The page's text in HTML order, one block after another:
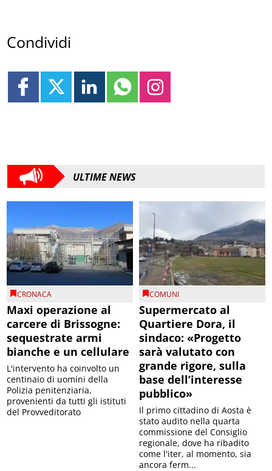
Condividi
ULTIME NEWS
CRONACA
Maxi operazione al
carcere di Brissogne:
sequestrate armi
bianche e un cellulare
L'intervento ha coinvolto un
centinaio di uomini della
Polizia penitenziaria,
provenienti da tutti gli istituti
del Provveditorato
COMUNI
Supermercato al
Quartiere Dora, il
sindaco: «Progetto
sarà valutato con
grande rigore, sulla
base dell’interesse
pubblico»
Il primo cittadino di Aosta è
stato audito nella quarta
commissione del Consiglio
regionale, dove ha ribadito
come l'iter, al momento, sia
ancora ferm...